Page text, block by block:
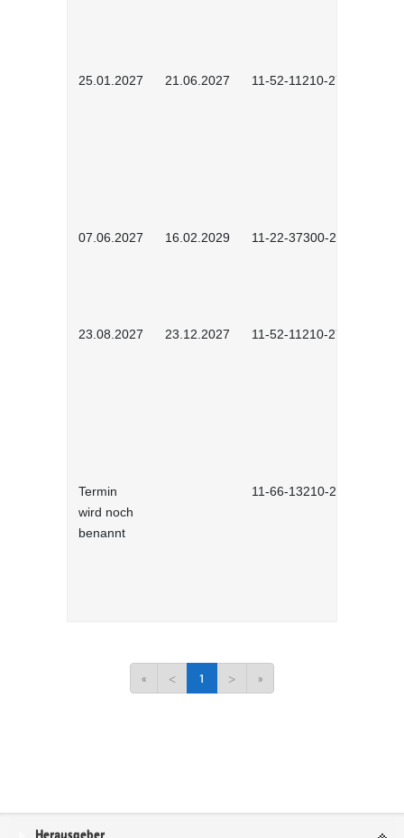
25.01.2027 21.06.2027 11-52-11210-2701
07.06.2027 16.02.2029 11-22-37300-2702
23.08.2027 23.12.2027 11-52-11210-2702
Termin
wird noch
benannt
11-66-13210-2701
« < 1 > »
Service